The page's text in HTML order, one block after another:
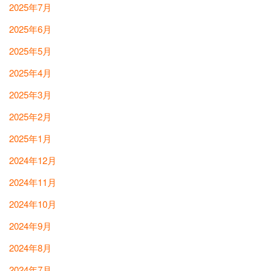
2025年7月
2025年6月
2025年5月
2025年4月
2025年3月
2025年2月
2025年1月
2024年12月
2024年11月
2024年10月
2024年9月
2024年8月